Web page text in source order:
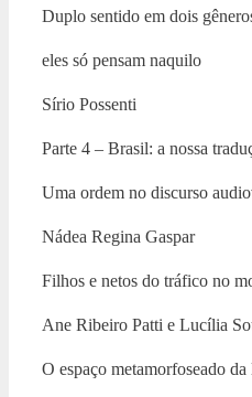
Duplo sentido em dois
eles só pensam naquilo
Sírio Possenti
Parte 4 – Brasil: a nossa
Uma ordem no discurso
Nádea Regina Gaspar
Filhos e netos do tráfico no
Ane Ribeiro Patti e Lucília
O espaço metamorfoseado da